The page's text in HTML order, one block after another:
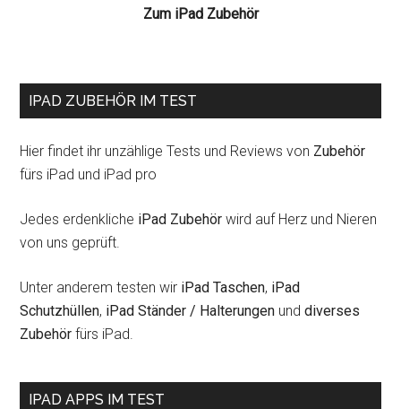
Zum iPad Zubehör
IPAD ZUBEHÖR IM TEST
Hier findet ihr unzählige Tests und Reviews von Zubehör
fürs iPad und iPad pro
Jedes erdenkliche iPad Zubehör wird auf Herz und Nieren
von uns geprüft.
Unter anderem testen wir iPad Taschen, iPad
Schutzhüllen, iPad Ständer / Halterungen unddiverses
Zubehör fürs iPad.
IPAD APPS IM TEST